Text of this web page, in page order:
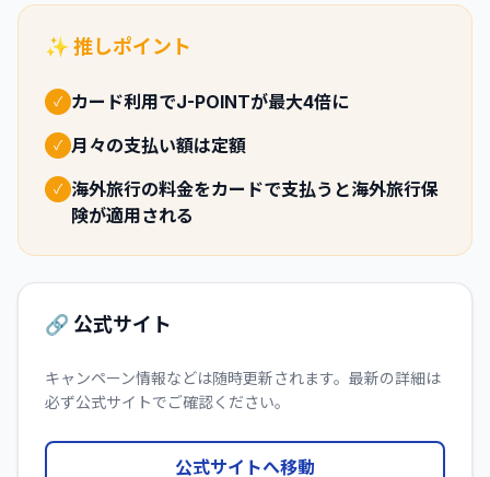
✨ 推しポイント
✓ カード利用でJ-POINTが最大4倍に
✓ 月々の支払い額は定額
✓ 海外旅行の料金をカードで支払うと海外旅行保
険が適用される
🔗 公式サイト
キャンペーン情報などは随時更新されます。最新の詳細は
必ず公式サイトでご確認ください。
公式サイトへ移動